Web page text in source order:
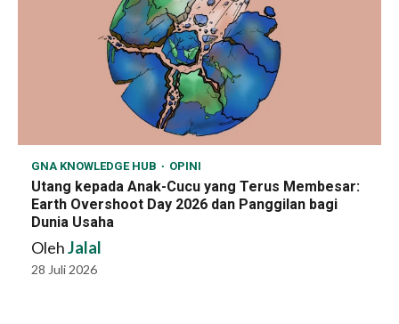
GNA KNOWLEDGE HUB OPINI
Utang kepada Anak-Cucu yang Terus Membesar:
Earth Overshoot Day 2026 dan Panggilan bagi
Dunia Usaha
OlehJalal
28 Juli 2026